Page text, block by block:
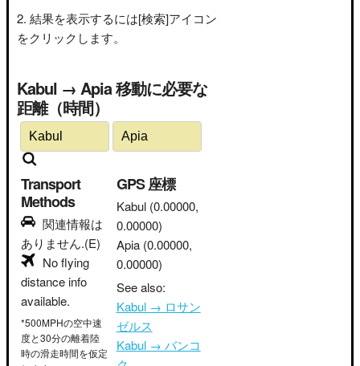
結果を表示するには[検索]アイコン
をクリックします。
Kabul → Apia 移動に必要な
距離（時間）
Transport
Methods
関連情報は
ありません.(E)
No flying
distance info
available.
*500MPHの空中速
度と30分の離着陸
時の滑走時間を仮定
GPS 座標
Kabul (0.00000,
0.00000)
Apia (0.00000,
0.00000)
See also:
Kabul → ロサン
ゼルス
Kabul → バンコ